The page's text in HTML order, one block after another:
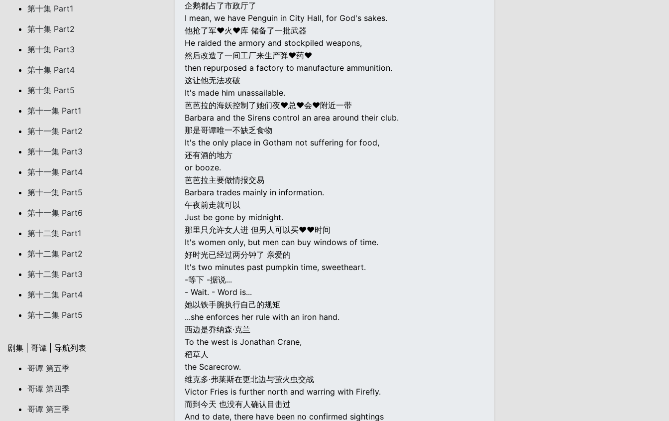
第十集 Part1
第十集 Part2
第十集 Part3
第十集 Part4
第十集 Part5
第十一集 Part1
第十一集 Part2
第十一集 Part3
第十一集 Part4
第十一集 Part5
第十一集 Part6
第十二集 Part1
第十二集 Part2
第十二集 Part3
第十二集 Part4
第十二集 Part5
剧集 | 哥谭 | 导航列表
哥谭 第五季
哥谭 第四季
哥谭 第三季
企鹅都占了市政厅了
I mean, we have Penguin in City Hall, for God's sakes.
他抢了军♥火♥库 储备了一批武器
He raided the armory and stockpiled weapons,
然后改造了一间工厂来生产弹♥药♥
then repurposed a factory to manufacture ammunition.
这让他无法攻破
It's made him unassailable.
芭芭拉的海妖控制了她们夜♥总♥会♥附近一带
Barbara and the Sirens control an area around their club.
那是哥谭唯一不缺乏食物
It's the only place in Gotham not suffering for food,
还有酒的地方
or booze.
芭芭拉主要做情报交易
Barbara trades mainly in information.
午夜前走就可以
Just be gone by midnight.
那里只允许女人进 但男人可以买♥♥时间
It's women only, but men can buy windows of time.
好时光已经过两分钟了 亲爱的
It's two minutes past pumpkin time, sweetheart.
-等下 -据说...
- Wait. - Word is...
她以铁手腕执行自己的规矩
...she enforces her rule with an iron hand.
西边是乔纳森·克兰
To the west is Jonathan Crane,
稻草人
the Scarecrow.
维克多·弗莱斯在更北边与萤火虫交战
Victor Fries is further north and warring with Firefly.
而到今天 也没有人确认目击过
And to date, there have been no confirmed sightings